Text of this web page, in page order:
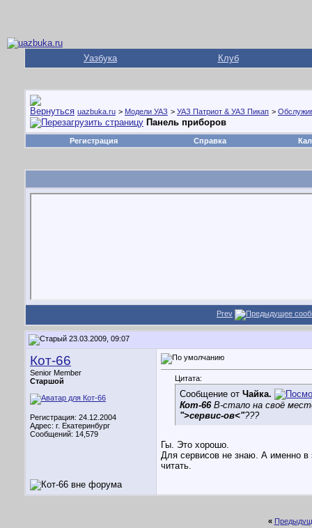
Уазбука Клуб
uazbuka.ru > Модели УАЗ > УАЗ Патриот & УАЗ Пикап >
Панель приборов
Регистрация Справка
Prev
23.03.2009, 09:07
Кот-66
Senior Member
Старшой
Регистрация: 24.12.2004
Адрес: г. Екатеринбург
Сообщений: 14,579
Цитата:
Сообщение от Чайка.
Кот-66В-стало на своё
">сервис-ов<"???
Гы. Это хорошо.
Для сервисов не знаю. А именно в
читать.
«